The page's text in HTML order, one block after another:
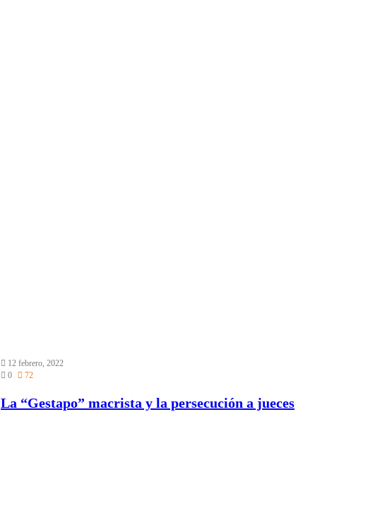
12 febrero, 2022
0
72
La “Gestapo” macrista y la persecución a jueces